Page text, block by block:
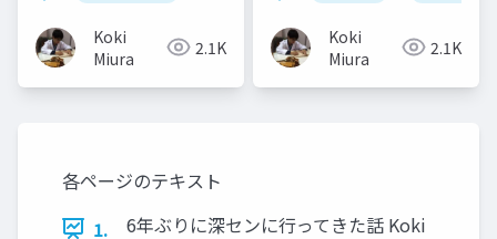
Koki
Miura
2.1K
Koki
Miura
2.1K
各ページのテキスト
1.
6年ぶりに深センに行ってきた話 Koki